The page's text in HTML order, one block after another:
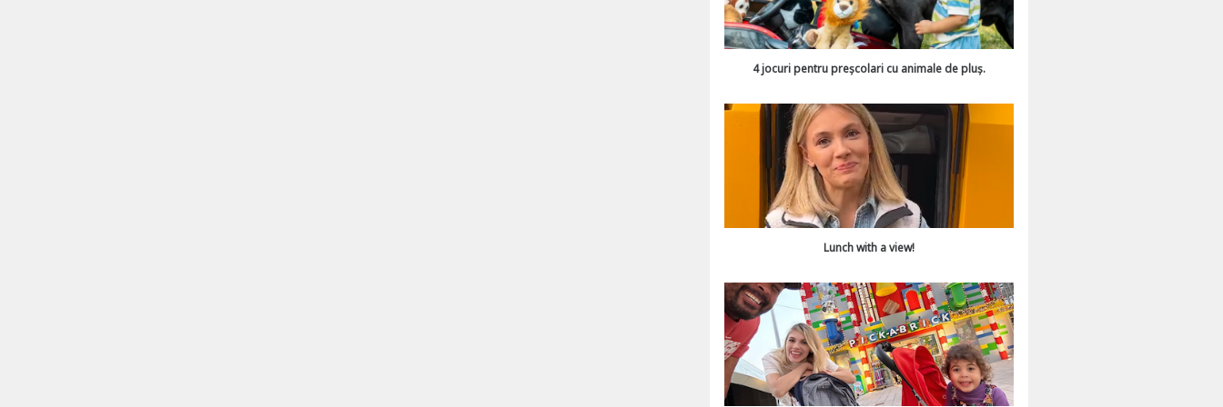
4 jocuri pentru preșcolari cu animale de pluș.
Lunch with a view!